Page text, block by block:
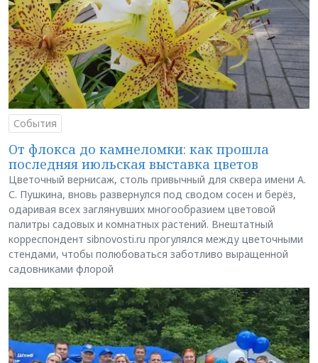
События
От флокса до камнеломки: как прошла
последняя июльская выставка цветов
Цветочный вернисаж, столь привычный для сквера имени А.
С. Пушкина, вновь развернулся под сводом сосен и берёз,
одаривая всех заглянувших многообразием цветовой
палитры садовых и комнатных растений. Внештатный
корреспондент sibnovosti.ru прогулялся между цветочными
стендами, чтобы полюбоваться заботливо выращенной
садовниками флорой